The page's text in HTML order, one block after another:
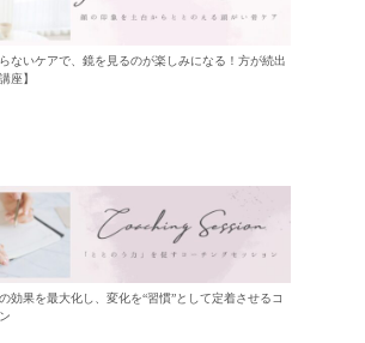
ないケアで、鏡を見るのが楽しみになる！方が続出
座】
効果を最大化し、変化を“習慣”として定着させるコ